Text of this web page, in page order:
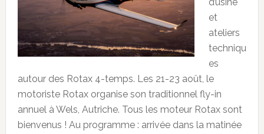
d’usine
et
ateliers
techniqu
es
autour des Rotax 4-temps. Les 21-23 août, le
motoriste Rotax organise son traditionnel fly-in
annuel à Wels, Autriche. Tous les moteur Rotax sont
bienvenus ! Au programme : arrivée dans la matinée